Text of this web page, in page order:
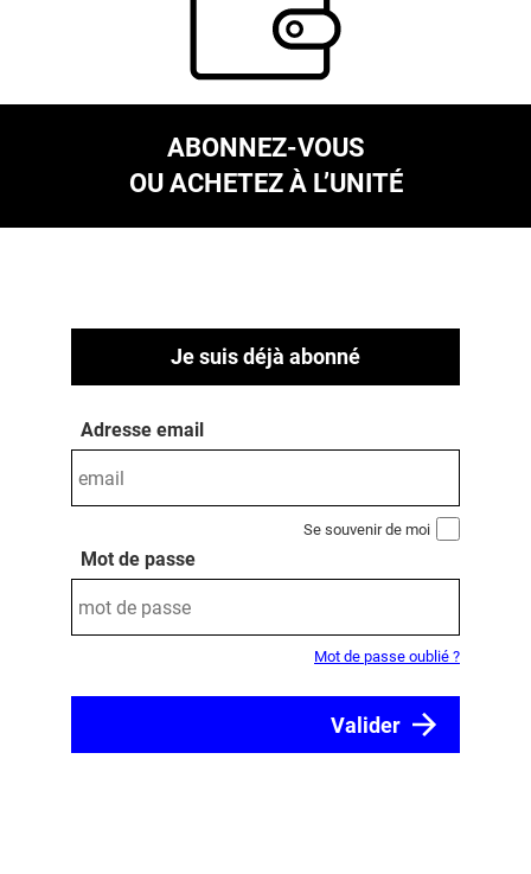
ABONNEZ-VOUS
OU ACHETEZ À L’UNITÉ
Je suis déjà abonné
Adresse email
Se souvenir de moi
Mot de passe
Mot de passe oublié ?